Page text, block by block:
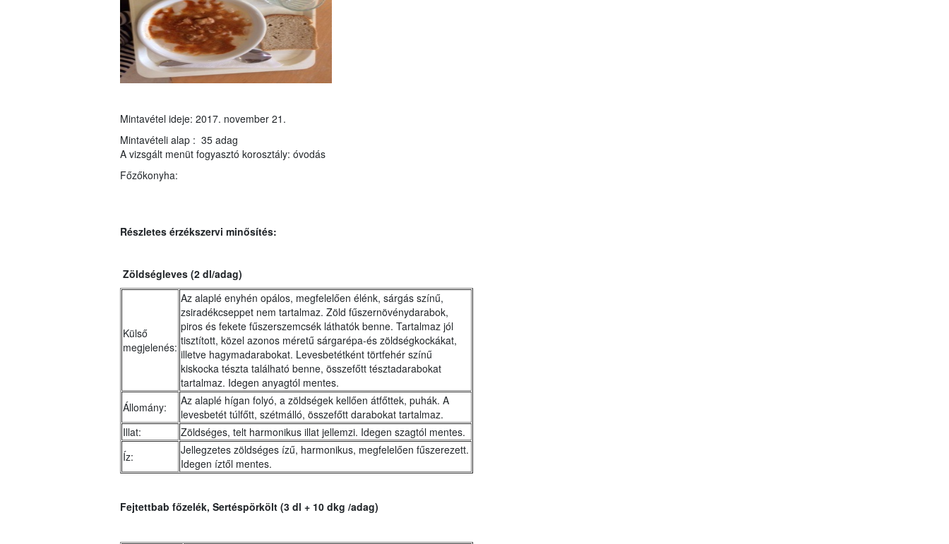
Mintavétel ideje: 2017. november 21.
Mintavételi alap : 35 adag
A vizsgált menüt fogyasztó korosztály: óvodás
Főzőkonyha:
Részletes érzékszervi minősítés:
Zöldségleves (2 dl/adag)
Külső
megjelenés:
Az alaplé enyhén opálos, megfelelően élénk, sárgás színű,
zsiradékcseppet nem tartalmaz. Zöld fűszernövénydarabok,
piros és fekete fűszerszemcsék láthatók benne. Tartalmaz jól
tisztított, közel azonos méretű sárgarépa-és zöldségkockákat,
illetve hagymadarabokat. Levesbetétként törtfehér színű
kiskocka tészta található benne, összefőtt tésztadarabokat
tartalmaz. Idegen anyagtól mentes.
Állomány:
Az alaplé hígan folyó, a zöldségek kellően átfőttek, puhák. A
levesbetét túlfőtt, szétmálló, összefőtt darabokat tartalmaz.
Illat:
Zöldséges, telt harmonikus illat jellemzi. Idegen szagtól mentes.
Íz:
Jellegzetes zöldséges ízű, harmonikus, megfelelően fűszerezett.
Idegen íztől mentes.
Fejtettbab főzelék, Sertéspörkölt(3 dl + 10 dkg /adag)